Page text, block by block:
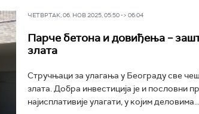
ЧЕТВРТАК, 06. НОВ 2025, 05:50 -> 06:04
Парче бетона и довиђења –
злата
Стручњаци за улагања у Београду све
злата. Добра инвестиција је и пословни
најисплативије улагати, у којим деловима...